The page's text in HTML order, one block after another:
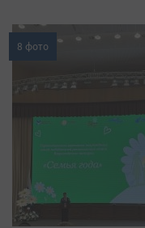
8 фото